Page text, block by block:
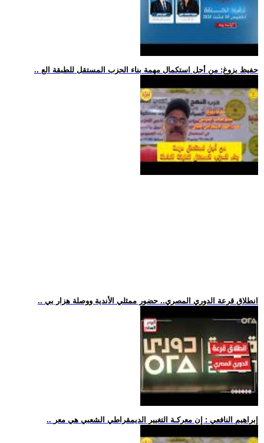
.. حفيظ يزوغ: من أجل استكمال مهمة بناء الحزب المستقل للطبقة الع
.. انطلاق قرعة الدوري المصري.. حضور ممثلي الأندية ووصلة هزار بي
.. إبراهيم النافعي : إن معركـة التغيير الديمقراطي الشعبي هي معر